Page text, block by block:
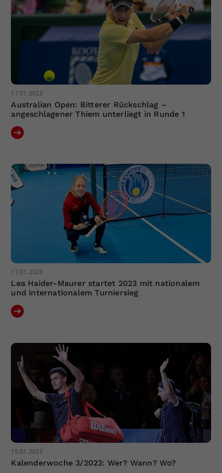
17.01.2023
Australian Open: Bitterer Rückschlag –
angeschlagener Thiem unterliegt in Runde 1
17.01.2023
Lea Haider-Maurer startet 2023 mit nationalem
und internationalem Turniersieg
15.01.2023
Kalenderwoche 3/2023: Wer? Wann? Wo?